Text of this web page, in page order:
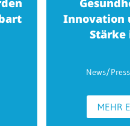
Organe werden mit
CT (Siemens) mit höherer
durchgeführt.
Innovation
Stärke
News/
MEHR